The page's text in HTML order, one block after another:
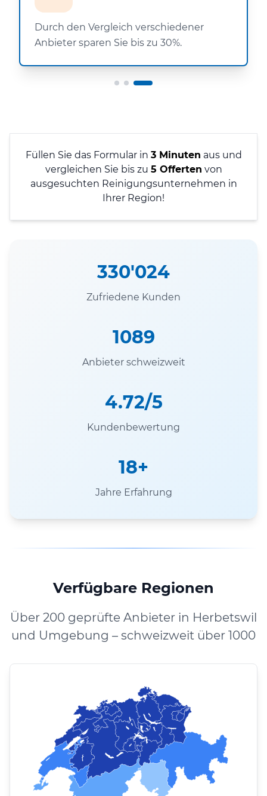
Durch den Vergleich verschiedener
Anbieter sparen Sie bis zu 30%.
Füllen Sie das Formular in 3 Minuten aus und
vergleichen Sie bis zu 5 Offerten von
ausgesuchten Reinigungsunternehmen in
Ihrer Region!
330'024
Zufriedene Kunden
1089
Anbieter schweizweit
4.72/5
Kundenbewertung
18+
Jahre Erfahrung
Verfügbare Regionen
Über 200 geprüfte Anbieter in Herbetswil
und Umgebung – schweizweit über 1000